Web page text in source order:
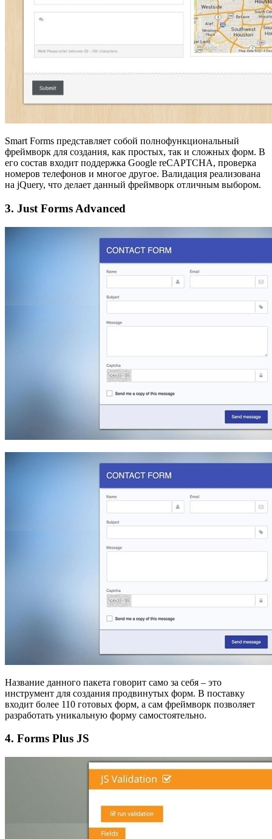
Smart Forms представляет собой полнофункциональный
фреймворк для создания, как простых, так и сложных форм. В
его состав входит поддержка Google reCAPTCHA, проверка
номеров телефонов и многое другое. Валидация реализована
на jQuery, что делает данный фреймворк отличным выбором.
3. Just Forms Advanced
Название данного пакета говорит само за себя – это
инструмент для создания продвинутых форм. В поставку
входит более 110 готовых форм, а сам фреймворк позволяет
разработать уникальную форму самостоятельно.
4. Forms Plus JS